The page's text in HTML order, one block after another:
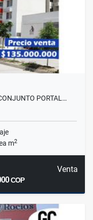
PORTAL…
m2
Venta
COP